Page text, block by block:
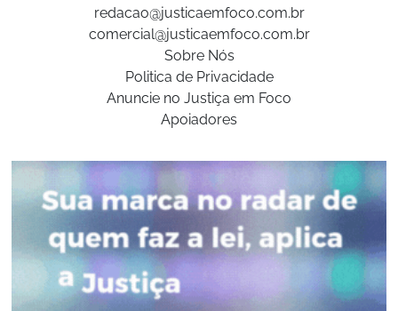
redacao@justicaemfoco.com.br
comercial@justicaemfoco.com.br
Sobre Nós
Politica de Privacidade
Anuncie no Justiça em Foco
Apoiadores